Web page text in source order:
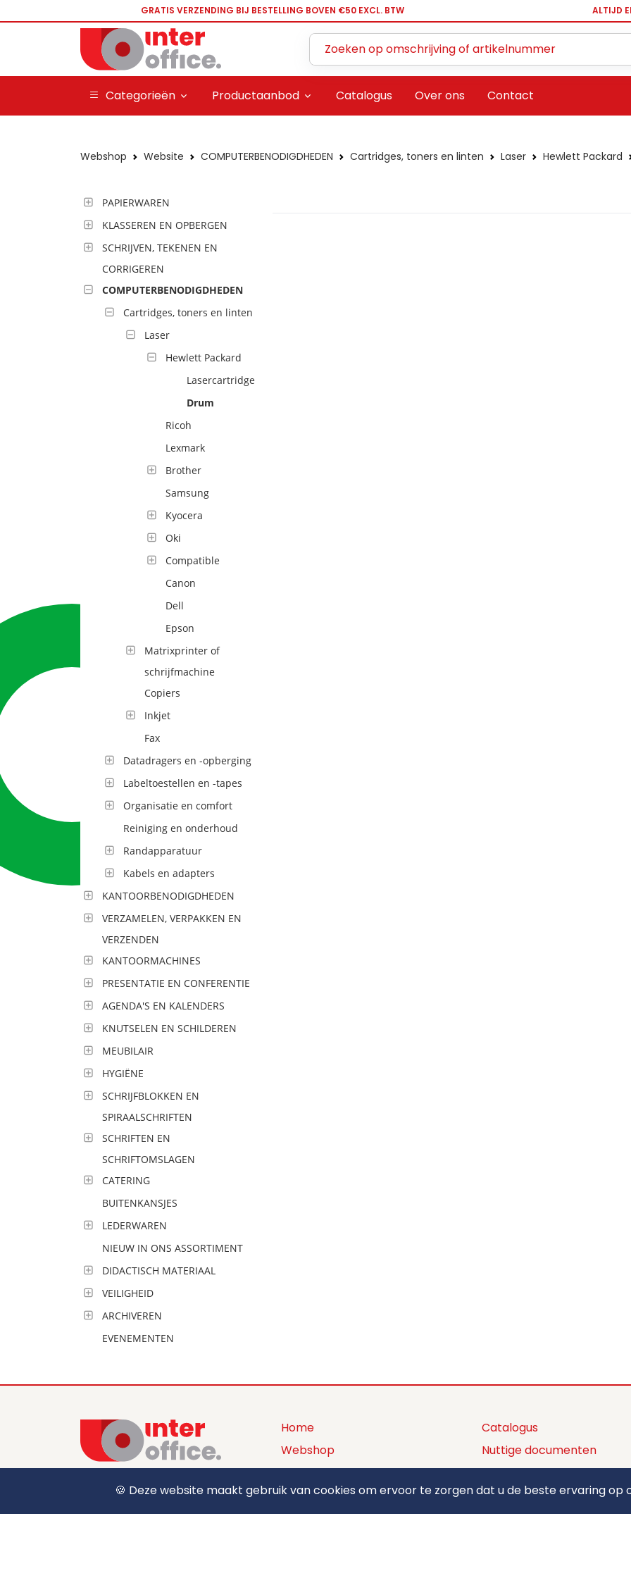
GRATIS VERZENDING BIJ BESTELLING BOVEN €50 EXCL. BTW ALTIJD
Categorieën Productaanbod Catalogus Over ons Contact
Webshop Website COMPUTERBENODIGDHEDEN Cartridges, toners en linten Laser Hewlett Packard
PAPIERWAREN
KLASSEREN EN OPBERGEN
SCHRIJVEN, TEKENEN EN
CORRIGEREN
COMPUTERBENODIGDHEDEN
Cartridges, toners en linten
Laser
Hewlett Packard
Lasercartridge
Drum
Ricoh
Lexmark
Brother
Samsung
Kyocera
Oki
Compatible
Canon
Dell
Epson
Matrixprinter of
schrijfmachine
Copiers
Inkjet
Fax
Datadragers en -opberging
Labeltoestellen en -tapes
Organisatie en comfort
Reiniging en onderhoud
Randapparatuur
Kabels en adapters
KANTOORBENODIGDHEDEN
VERZAMELEN, VERPAKKEN EN
VERZENDEN
KANTOORMACHINES
PRESENTATIE EN CONFERENTIE
AGENDA'S EN KALENDERS
KNUTSELEN EN SCHILDEREN
MEUBILAIR
HYGIËNE
SCHRIJFBLOKKEN EN
SPIRAALSCHRIFTEN
SCHRIFTEN EN
SCHRIFTOMSLAGEN
CATERING
BUITENKANSJES
LEDERWAREN
NIEUW IN ONS ASSORTIMENT
DIDACTISCH MATERIAAL
VEILIGHEID
ARCHIVEREN
EVENEMENTEN
+32 (0) 12 39 15 55
sales@interoffice.be
Home
Webshop
Productaanbod
Over ons
Contact
Catalogus
Nuttige documenten
Privacy policy
Algemene voorwaarden
🍪 Deze website maakt gebruik van cookies om ervoor te zorgen dat u de beste ervaring op